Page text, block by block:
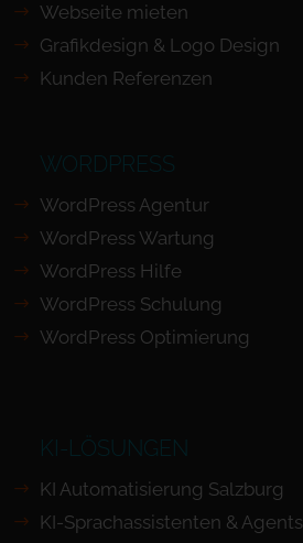
Webseite mieten
Grafikdesign & Logo Design
Kunden Referenzen
WORDPRESS
WordPress Agentur
WordPress Wartung
WordPress Hilfe
WordPress Schulung
WordPress Optimierung
KI-LÖSUNGEN
KI Automatisierung Salzburg
KI-Sprachassistenten & Agents